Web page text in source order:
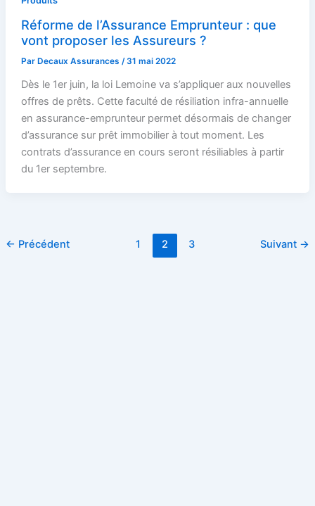
Réforme de l’Assurance Emprunteur : que
vont proposer les Assureurs ?
Par Decaux Assurances /31 mai 2022
Dès le 1er juin, la loi Lemoine va s’appliquer aux nouvelles
offres de prêts. Cette faculté de résiliation infra-annuelle
en assurance-emprunteur permet désormais de changer
d’assurance sur prêt immobilier à tout moment. Les
contrats d’assurance en cours seront résiliables à partir
du 1er septembre.
← Précédent 1 2 3 Suivant →